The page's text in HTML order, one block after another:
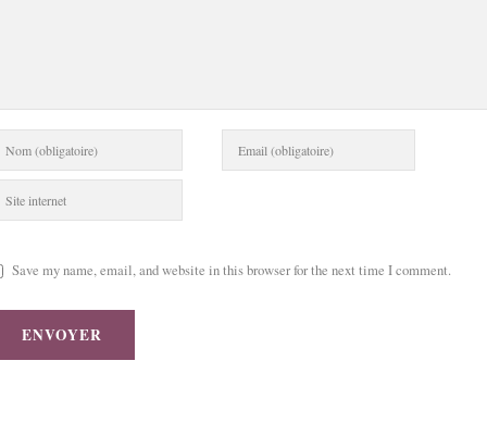
Save my name, email, and website in this browser for the next time I comment.
ENVOYER